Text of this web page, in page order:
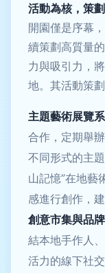
活動為核，策
開園僅是序幕
續策劃高質量
力與吸引力，
地。其活動策
主題藝術展覽系
合作，定期舉
不同形式的主
山記憶”在地藝
感進行創作，
創意市集與品牌
結本地手作人
活力的線下社